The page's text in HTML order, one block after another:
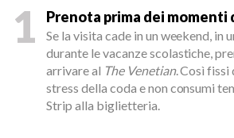
1 Prenota prima dei momenti
Se la visita cade in un weekend, in
durante le vacanze scolastiche,
arrivare al The Venetian. Così fissi
stress della coda e non consumi
Strip alla biglietteria.